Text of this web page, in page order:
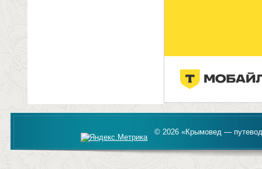
© 2026 «Крымовед —